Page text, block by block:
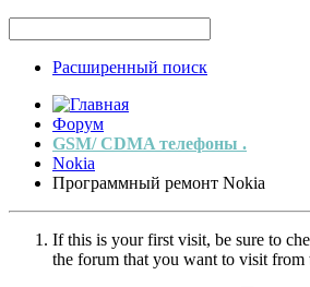
Расширенный поиск
Форум
GSM/ CDMA телефоны .
Nokia
Программный ремонт Nokia
If this is your first visit, be sure to
the forum that you want to visit from